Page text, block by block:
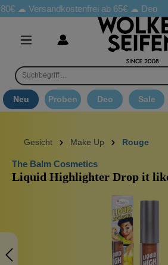
Versandkostenfrei ab 65€ ☁ Deo Proben in
Neu Proben Deo Sale
Gesicht Make Up Rouge
The Balm Cosmetics
Liquid Highlighter Drop it